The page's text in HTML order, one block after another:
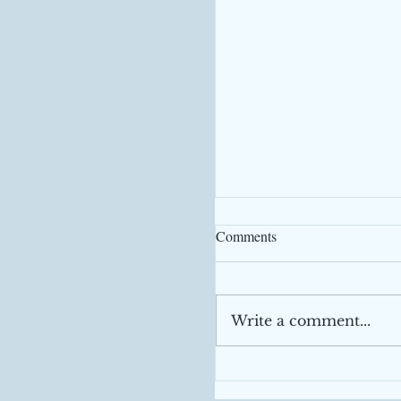
positivamente.
Comments
Write a comment...